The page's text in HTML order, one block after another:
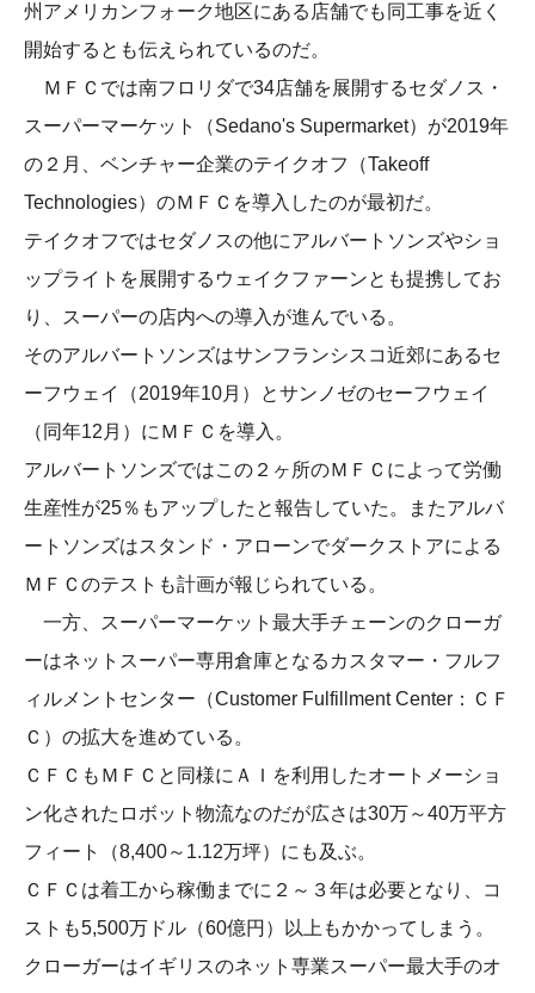
州アメリカンフォーク地区にある店舗でも同工事を近く
開始するとも伝えられているのだ。
ＭＦＣでは南フロリダで34店舗を展開するセダノス・
スーパーマーケット（Sedano's Supermarket）が2019年
の２月、ベンチャー企業のテイクオフ（Takeoff
Technologies）のＭＦＣを導入したのが最初だ。
テイクオフではセダノスの他にアルバートソンズやショ
ップライトを展開するウェイクファーンとも提携してお
り、スーパーの店内への導入が進んでいる。
そのアルバートソンズはサンフランシスコ近郊にあるセ
ーフウェイ（2019年10月）とサンノゼのセーフウェイ
（同年12月）にＭＦＣを導入。
アルバートソンズではこの２ヶ所のＭＦＣによって労働
生産性が25％もアップしたと報告していた。またアルバ
ートソンズはスタンド・アローンでダークストアによる
ＭＦＣのテストも計画が報じられている。
一方、スーパーマーケット最大手チェーンのクローガ
ーはネットスーパー専用倉庫となるカスタマー・フルフ
ィルメントセンター（Customer Fulfillment Center：ＣＦ
Ｃ）の拡大を進めている。
ＣＦＣもＭＦＣと同様にＡＩを利用したオートメーショ
ン化されたロボット物流なのだが広さは30万～40万平方
フィート（8,400～1.12万坪）にも及ぶ。
ＣＦＣは着工から稼働までに２～３年は必要となり、コ
ストも5,500万ドル（60億円）以上もかかってしまう。
クローガーはイギリスのネット専業スーパー最大手のオ